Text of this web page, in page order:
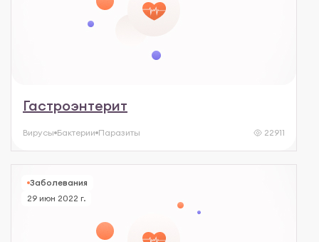
Гастроэнтерит
Вирусы Бактерии Паразиты 22911
Заболевания
29 июн 2022 г.